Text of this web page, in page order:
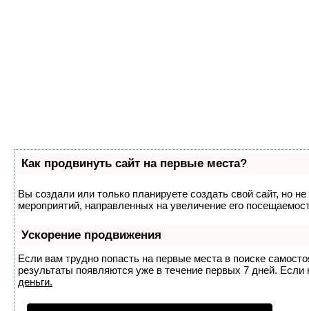
Как продвинуть сайт на первые места?
Вы создали или только планируете создать свой сайт, но
мероприятий, направленных на увеличение его
Ускорение продвижения
Если вам трудно попасть на первые места в поиске
результаты появляются уже в течение первых 7 дней.
деньги.